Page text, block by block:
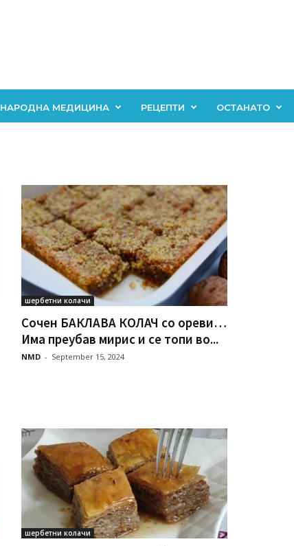
НАРОДНА МЕДИЦИНА РЕЦЕПТИ ОСТАНАТО
шербетни колачи
Сочен БАКЛАВА КОЛАЧ со ореви…
Има преубав мирис и се топи во...
NMD - September 15, 2024
шербетни колачи